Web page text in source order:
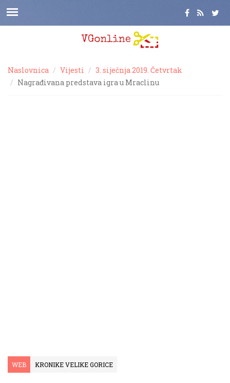
Naslovnica Vijesti
3. siječnja 2019. Četvrtak
Nagrađivana predstava igra u Mraclinu
WEB KRONIKE VELIKE GORICE